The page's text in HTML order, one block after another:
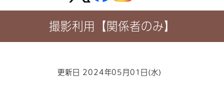
撮影利用【関係者のみ】
更新日 2024年05月01日(水)